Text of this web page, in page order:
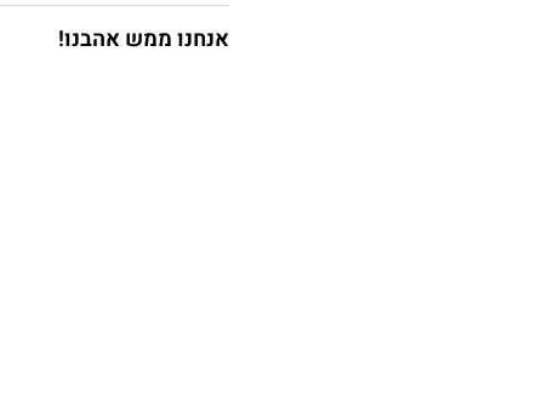
הבעיה היא שלונה
שלי. הדבר האחרון
אני אעשה כל מה
עיירה קטנה.
אנחנו ממש אהבנו!